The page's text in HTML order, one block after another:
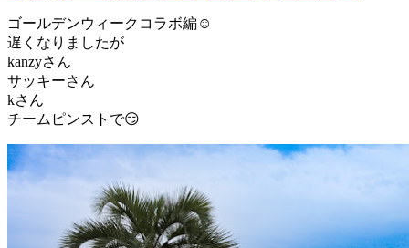
ゴールデンウィークコラボ編☺️
遅くなりましたが
kanzyさん
サッキーさん
kさん
チームピンストで😏